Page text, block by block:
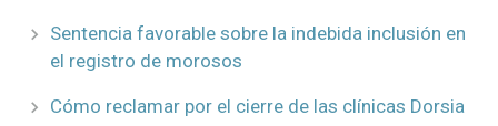
Sentencia favorable sobre la indebida inclusión en
el registro de morosos
Cómo reclamar por el cierre de las clínicas Dorsia